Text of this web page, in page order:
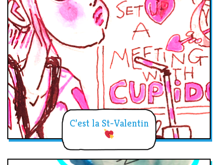
C’est la St-Valentin